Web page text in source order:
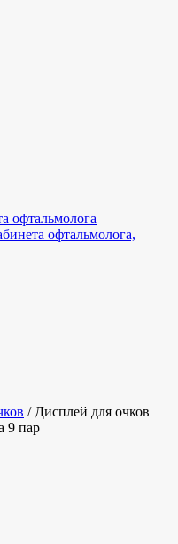
офтальмолога
офтальмолога,
/ Дисплей для очков
9 пар